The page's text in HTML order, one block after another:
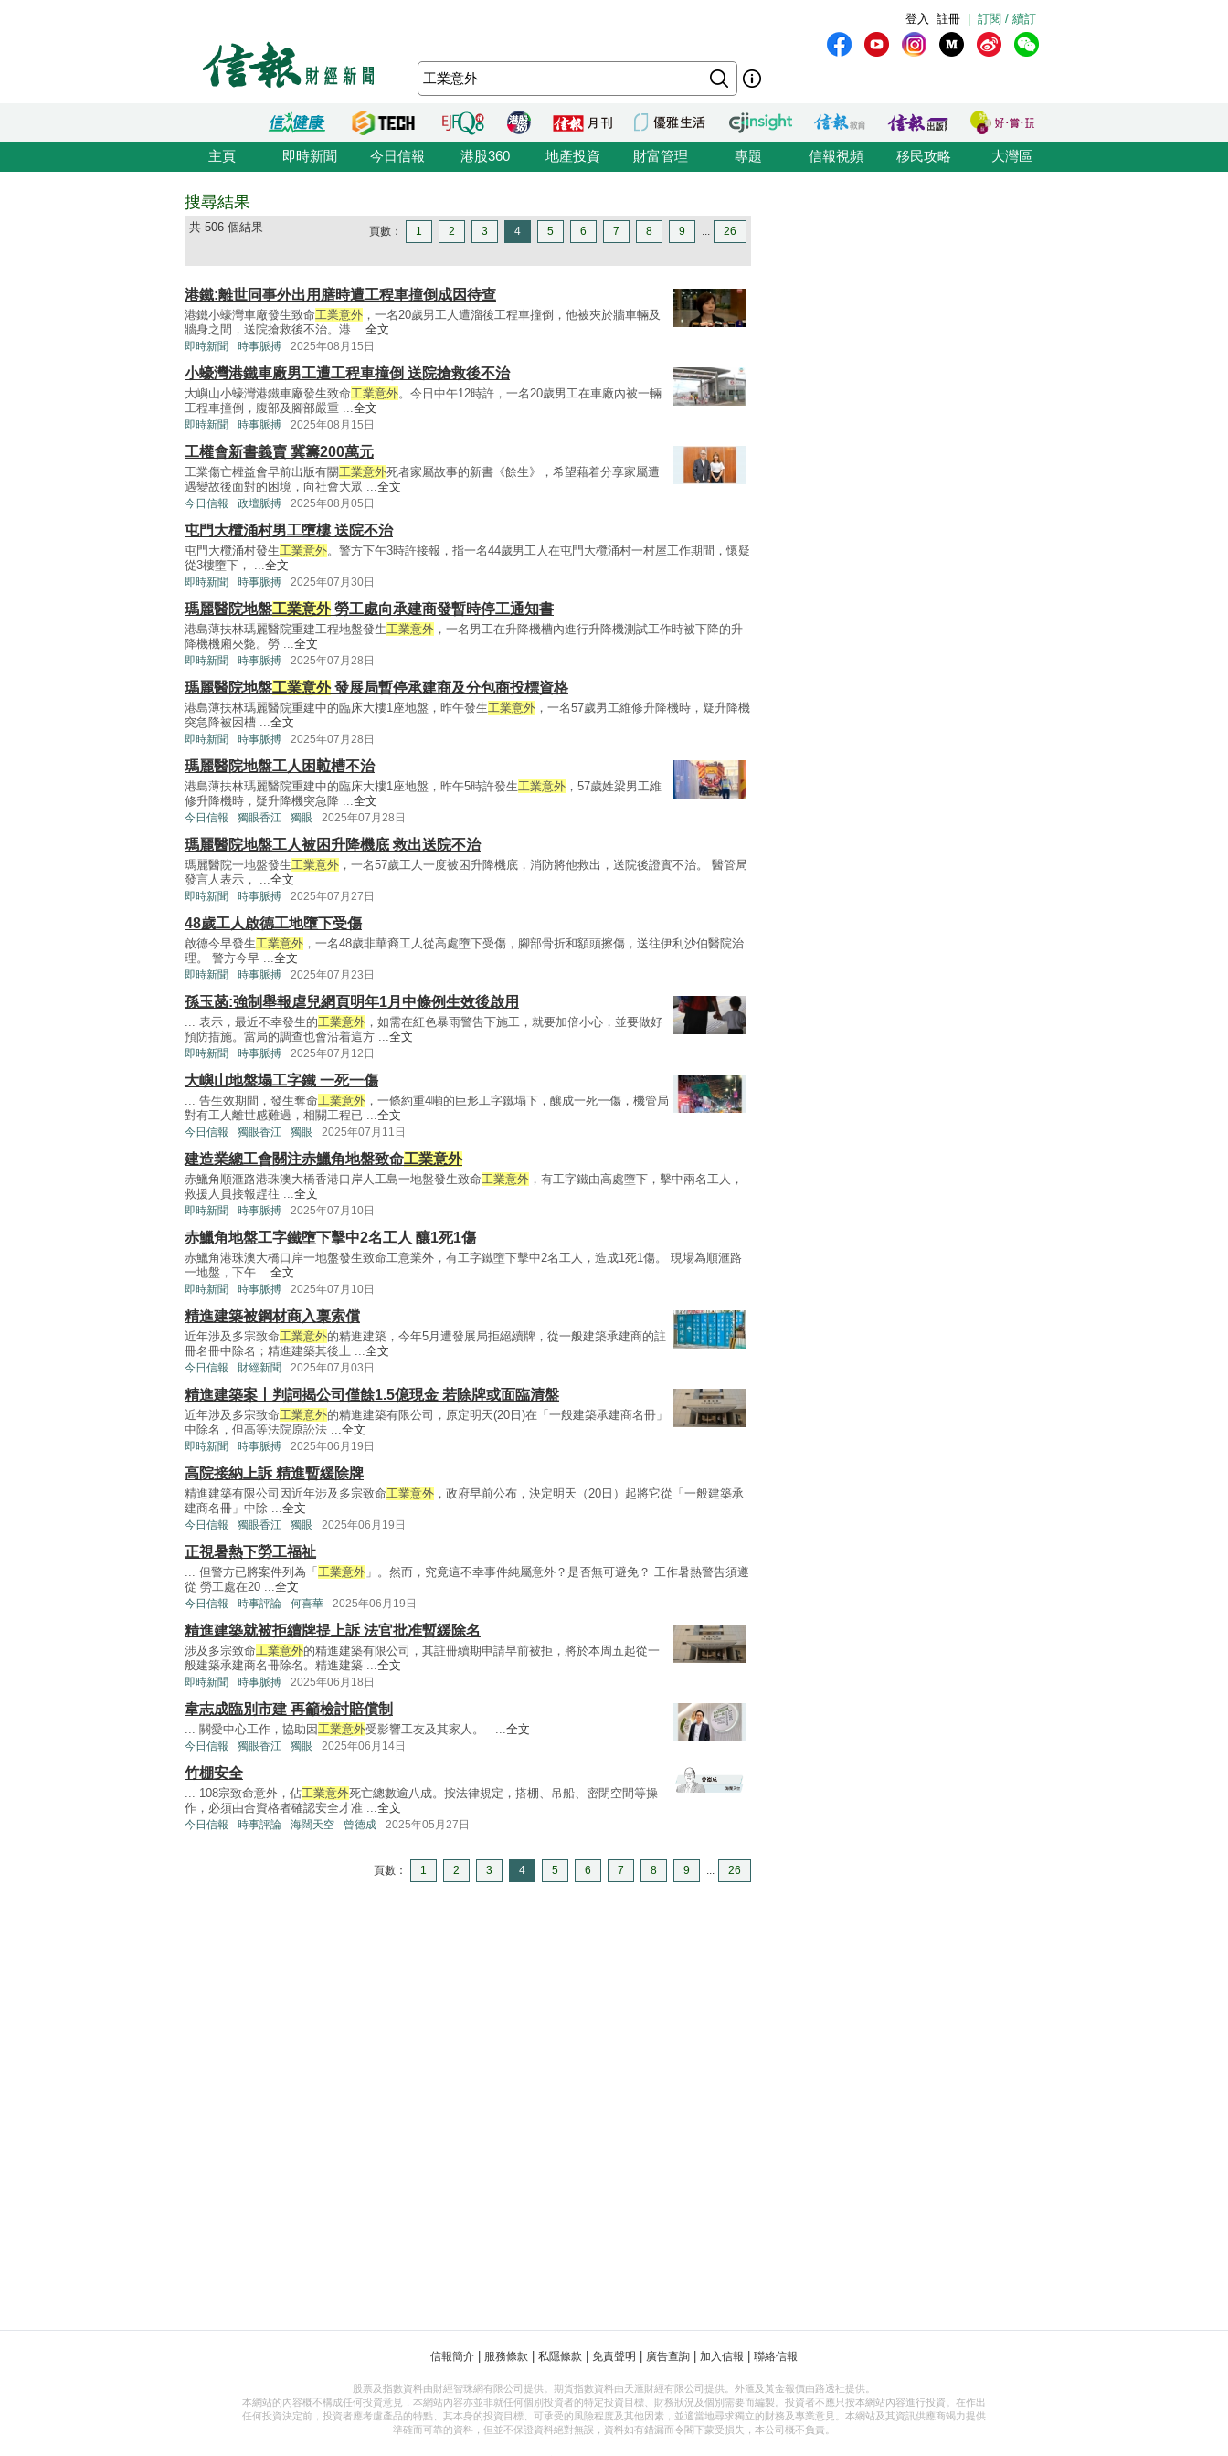
訂閱 / 續訂
註冊
登入
主頁 即時新聞 今日信報 港股360 地產投資 財富管理 專題 信報視頻 移民攻略 大灣區
搜尋結果
共 506 個結果 頁數： 1 2 3 4 5 6 7 8 9 ... 26
港鐵:離世同事外出用膳時遭工程車撞倒成因待查
港鐵小蠔灣車廠發生致命工業意外 ，一名20歲男工人遭溜後工程車撞倒，他被夾於牆車輛及
牆身之間，送院搶救後不治。港 ...全文
即時新聞 時事脈搏 2025年08月15日
小蠔灣港鐵車廠男工遭工程車撞倒 送院搶救後不治
大嶼山小蠔灣港鐵車廠發生致命工業意外。今日中午12時許，一名20歲男工在車廠內被一輛
工程車撞倒，腹部及腳部嚴重 ...全文
即時新聞 時事脈搏 2025年08月15日
工權會新書義賣 冀籌200萬元
工業傷亡權益會早前出版有關工業意外死者家屬故事的新書《餘生》，希望藉着分享家屬遭
遇變故後面對的困境，向社會大眾 ...全文
今日信報 政壇脈搏 2025年08月05日
屯門大欖涌村男工墮樓 送院不治
屯門大欖涌村發生工業意外。警方下午3時許接報，指一名44歲男工人在屯門大欖涌村一村屋工作期間，懷疑
從3樓墮下， ...全文
即時新聞 時事脈搏 2025年07月30日
瑪麗醫院地盤工業意外勞工處向承建商發暫時停工通知書
港島薄扶林瑪麗醫院重建工程地盤發生工業意外 ，一名男工在升降機槽內進行升降機測試工作時被下降的升
降機機廂夾斃。勞 ...全文
即時新聞 時事脈搏 2025年07月28日
瑪麗醫院地盤工業意外發展局暫停承建商及分包商投標資格
港島薄扶林瑪麗醫院重建中的臨床大樓1座地盤，昨午發生工業意外 ，一名57歲男工維修升降機時，疑升降機
突急降被困槽 ...全文
即時新聞 時事脈搏 2025年07月28日
瑪麗醫院地盤工人困𨋢槽不治
港島薄扶林瑪麗醫院重建中的臨床大樓1座地盤，昨午5時許發生工業意外 ，57歲姓梁男工維
修升降機時，疑升降機突急降 ...全文
今日信報 獨眼香江 獨眼 2025年07月28日
瑪麗醫院地盤工人被困升降機底 救出送院不治
瑪麗醫院一地盤發生工業意外 ，一名57歲工人一度被困升降機底，消防將他救出，送院後證實不治。 醫管局
發言人表示， ...全文
即時新聞 時事脈搏 2025年07月27日
48歲工人啟德工地墮下受傷
啟德今早發生工業意外 ，一名48歲非華裔工人從高處墮下受傷，腳部骨折和額頭擦傷，送往伊利沙伯醫院治
理。 警方今早 ...全文
即時新聞 時事脈搏 2025年07月23日
孫玉菡:強制舉報虐兒網頁明年1月中條例生效後啟用
... 表示，最近不幸發生的工業意外 ，如需在紅色暴雨警告下施工，就要加倍小心，並要做好
預防措施。當局的調查也會沿着這方 ...全文
即時新聞 時事脈搏 2025年07月12日
大嶼山地盤塌工字鐵 一死一傷
... 告生效期間，發生奪命工業意外 ，一條約重4噸的巨形工字鐵塌下，釀成一死一傷，機管局
對有工人離世感難過，相關工程已 ...全文
今日信報 獨眼香江 獨眼 2025年07月11日
建造業總工會關注赤鱲角地盤致命工業意外
赤鱲角順滙路港珠澳大橋香港口岸人工島一地盤發生致命工業意外 ，有工字鐵由高處墮下，擊中兩名工人，
救援人員接報趕往 ...全文
即時新聞 時事脈搏 2025年07月10日
赤鱲角地盤工字鐵墮下擊中2名工人 釀1死1傷
赤鱲角港珠澳大橋口岸一地盤發生致命工意業外，有工字鐵墮下擊中2名工人，造成1死1傷。 現場為順滙路
一地盤，下午 ...全文
即時新聞 時事脈搏 2025年07月10日
精進建築被鋼材商入稟索償
近年涉及多宗致命工業意外的精進建築，今年5月遭發展局拒絕續牌，從一般建築承建商的註
冊名冊中除名；精進建築其後上 ...全文
今日信報 財經新聞 2025年07月03日
精進建築案丨判詞揭公司僅餘1.5億現金 若除牌或面臨清盤
近年涉及多宗致命工業意外的精進建築有限公司，原定明天(20日)在「一般建築承建商名冊」
中除名，但高等法院原訟法 ...全文
即時新聞 時事脈搏 2025年06月19日
高院接納上訴 精進暫緩除牌
精進建築有限公司因近年涉及多宗致命工業意外 ，政府早前公布，決定明天（20日）起將它從「一般建築承
建商名冊」中除 ...全文
今日信報 獨眼香江 獨眼 2025年06月19日
正視暑熱下勞工福祉
... 但警方已將案件列為「 工業意外 」。然而，究竟這不幸事件純屬意外？是否無可避免？ 工作暑熱警告須遵
從 勞工處在20 ...全文
今日信報 時事評論 何喜華 2025年06月19日
精進建築就被拒續牌提上訴 法官批准暫緩除名
涉及多宗致命工業意外的精進建築有限公司，其註冊續期申請早前被拒，將於本周五起從一
般建築承建商名冊除名。精進建築 ...全文
即時新聞 時事脈搏 2025年06月18日
韋志成臨別市建 再籲檢討賠償制
... 關愛中心工作，協助因工業意外受影響工友及其家人。 ...全文
今日信報 獨眼香江 獨眼 2025年06月14日
竹棚安全
... 108宗致命意外，佔工業意外死亡總數逾八成。按法律規定，搭棚、吊船、密閉空間等操
作，必須由合資格者確認安全才准 ...全文
今日信報 時事評論 海闊天空 曾德成 2025年05月27日
頁數： 1 2 3 4 5 6 7 8 9 ... 26
信報簡介 服務條款 私隱條款 免責聲明 廣告查詢 加入信報 聯絡信報
股票及指數資料由財經智珠網有限公司提供。期貨指數資料由天滙財經有限公司提供。外滙及黃金報價由路透社提供。
本網站的內容概不構成任何投資意見，本網站內容亦並非就任何個別投資者的特定投資目標、財務狀況及個別需要而編製。投資者不應只按本網站內容進行投資。在作出
任何投資決定前，投資者應考慮產品的特點、其本身的投資目標、可承受的風險程度及其他因素，並適當地尋求獨立的財務及專業意見。本網站及其資訊供應商竭力提供
準確而可靠的資料，但並不保證資料絕對無誤，資料如有錯漏而令閣下蒙受損失，本公司概不負責。